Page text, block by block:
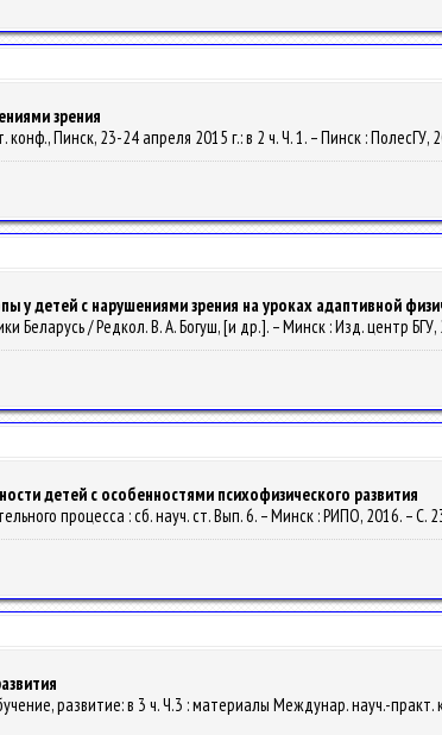
зрения
Пинск, 23-24 апреля 2015 г.: в 2 ч. Ч. 1. – Пинск : ПолесГУ,
у детей с нарушениями зрения на уроках адаптивной
Беларусь / Редкол. В. А. Богуш, [и др.]. – Минск : Изд. центр БГУ,
детей с особенностями психофизического развития
процесса : сб. науч. ст. Вып. 6. – Минск : РИПО, 2016. – С.
развитие: в 3 ч. Ч.3 : материалы Междунар. науч.-практ.